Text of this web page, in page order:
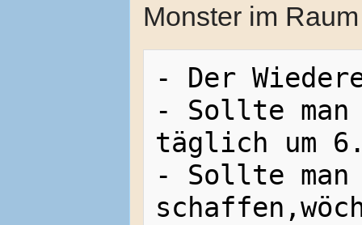
Monster im
- Der
- Sollte
täglich um
- Sollte